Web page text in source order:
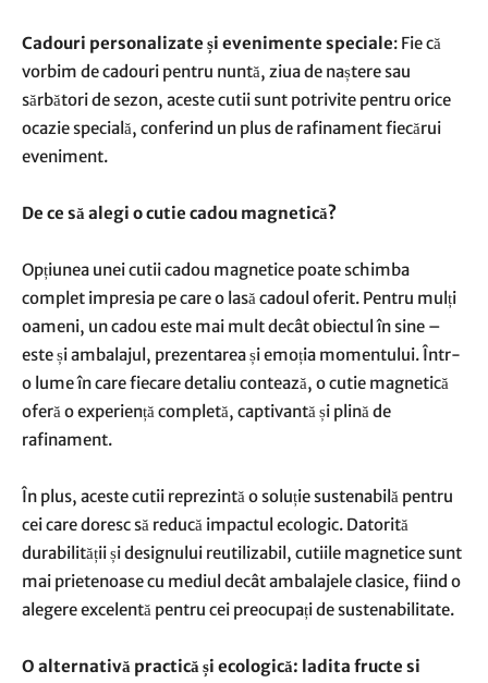
Cadouri personalizate și evenimente speciale: Fie că
vorbim de cadouri pentru nuntă, ziua de naștere sau
sărbători de sezon, aceste cutii sunt potrivite pentru orice
ocazie specială, conferind un plus de rafinament fiecărui
eveniment.
De ce să alegi o cutie cadou magnetică?
Opțiunea unei cutii cadou magnetice poate schimba
complet impresia pe care o lasă cadoul oferit. Pentru mulți
oameni, un cadou este mai mult decât obiectul în sine –
este și ambalajul, prezentarea și emoția momentului. Într-
o lume în care fiecare detaliu contează, o cutie magnetică
oferă o experiență completă, captivantă și plină de
rafinament.
În plus, aceste cutii reprezintă o soluție sustenabilă pentru
cei care doresc să reducă impactul ecologic. Datorită
durabilității și designului reutilizabil, cutiile magnetice sunt
mai prietenoase cu mediul decât ambalajele clasice, fiind o
alegere excelentă pentru cei preocupați de sustenabilitate.
O alternativă practică și ecologică: ladita fructe si